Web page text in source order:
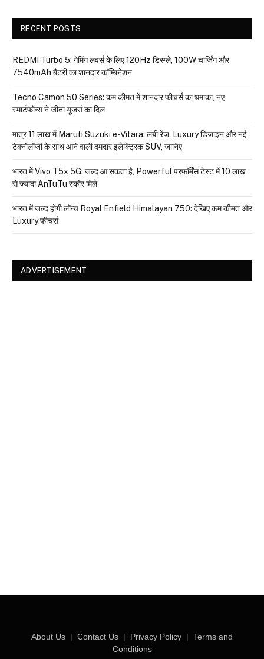
RECENT POSTS
REDMI Turbo 5: गेमिंग लवर्स के लिए 120Hz डिस्प्ले, 100W चार्जिंग और
7540mAh बैटरी का शानदार कॉम्बिनेशन
Tecno Camon 50 Series: कम कीमत में शानदार फीचर्स का धमाका, नए
स्मार्टफोन्स ने जीता यूजर्स का दिल
मात्र ₹11 लाख में Maruti Suzuki e-Vitara: लंबी रेंज, Luxury डिजाइन और नई
टेक्नोलॉजी के साथ आने वाली दमदार इलेक्ट्रिक SUV, जानिए
भारत में Vivo T5x 5G: जल्द आ सकता है, Powerful परफॉर्मेंस टेस्ट में 10 लाख
से ज्यादा AnTuTu स्कोर मिले
भारत में जल्द होगी लॉन्च Royal Enfield Himalayan 750: देखिए कम कीमत और
Luxury फीचर्स
ADVERTISEMENT
About Us | Contact Us | Privacy Policy | Terms and
Conditions